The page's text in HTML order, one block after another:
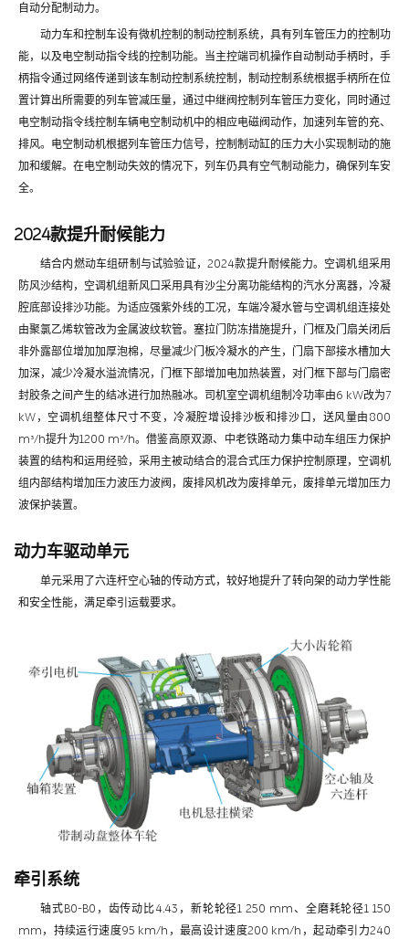
自动分配制动力。
动力车和控制车设有微机控制的制动控制系统，具有列车管压力的控制功
能，以及电空制动指令线的控制功能。当主控端司机操作自动制动手柄时，手
柄指令通过网络传递到该车制动控制系统控制，制动控制系统根据手柄所在位
置计算出所需要的列车管减压量，通过中继阀控制列车管压力变化，同时通过
电空制动指令线控制车辆电空制动机中的相应电磁阀动作，加速列车管的充、
排风。电空制动机根据列车管压力信号，控制制动缸的压力大小实现制动的施
加和缓解。在电空制动失效的情况下，列车仍具有空气制动能力，确保列车安
全。
2024款提升耐候能力
结合内燃动车组研制与试验验证，2024款提升耐候能力。空调机组采用
防风沙结构，空调机组新风口采用具有沙尘分离功能结构的汽水分离器，冷凝
腔底部设排沙功能。为适应强紫外线的工况，车端冷凝水管与空调机组连接处
由聚氯乙烯软管改为金属波纹软管。塞拉门防冻措施提升，门框及门扇关闭后
非外露部位增加加厚泡棉，尽量减少门板冷凝水的产生，门扇下部接水槽加大
加深，减少冷凝水溢流情况，门框下部增加电加热装置，对门框下部与门扇密
封胶条之间产生的结冰进行加热融冰。司机室空调机组制冷功率由6 kW改为7
kW，空调机组整体尺寸不变，冷凝腔增设排沙板和排沙口，送风量由800
m³/h提升为1200 m³/h。借鉴高原双源、中老铁路动力集中动车组压力保护
装置的结构和运用经验，采用主被动结合的混合式压力保护控制原理，空调机
组内部结构增加压力波压力波阀，废排风机改为废排单元，废排单元增加压力
波保护装置。
动力车驱动单元
单元采用了六连杆空心轴的传动方式，较好地提升了转向架的动力学性能
和安全性能，满足牵引运载要求。
牵引系统
轴式B0-B0，齿传动比4.43，新轮轮径1 250 mm、全磨耗轮径1 150
mm，持续运行速度95 km/h，最高设计速度200 km/h，起动牵引力240